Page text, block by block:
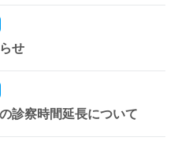
せ
診察時間延長について